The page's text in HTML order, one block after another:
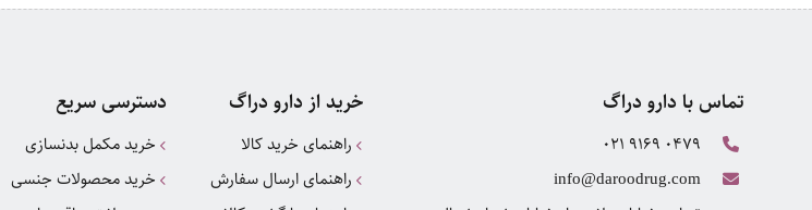
تماس با دارو دراگ
021 9169 0479
info@daroodrug.com
خرید از دارو دراگ
راهنمای خرید کالا
راهنمای ارسال سفارش
دسترسی سریع
خرید مکمل بدنسازی
خرید محصولات جنسی